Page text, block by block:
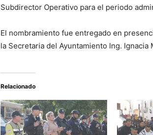
Subdirector Operativo para el periodo
El nombramiento fue entregado en
la Secretaria del Ayuntamiento Ing. Ignacia
Relacionado